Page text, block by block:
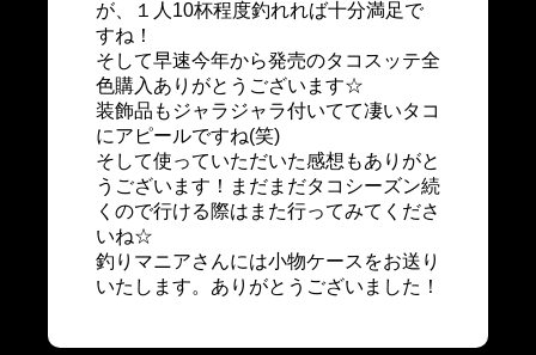
が、１人10杯程度釣れれば十分満足で
すね！
そして早速今年から発売のタコスッテ全
色購入ありがとうございます☆
装飾品もジャラジャラ付いてて凄いタコ
にアピールですね(笑)
そして使っていただいた感想もありがと
うございます！まだまだタコシーズン続
くので行ける際はまた行ってみてくださ
いね☆
釣りマニアさんには小物ケースをお送り
いたします。ありがとうございました！